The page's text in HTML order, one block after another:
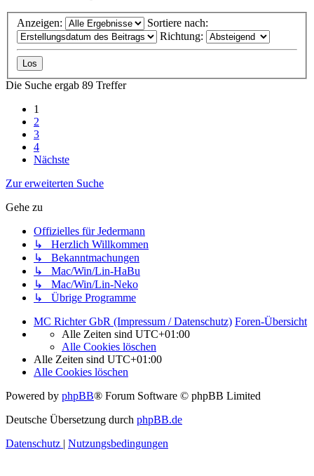
Anzeigen:
Sortiere nach:
Richtung:
Die Suche ergab 89 Treffer
1
2
3
4
Nächste
Zur erweiterten Suche
Gehe zu
Offizielles für Jedermann
↳ Herzlich Willkommen
↳ Bekanntmachungen
↳ Mac/Win/Lin-HaBu
↳ Mac/Win/Lin-Neko
↳ Übrige Programme
MC Richter GbR (Impressum / Datenschutz) Foren-Übersicht
Alle Zeiten sind UTC+01:00
Alle Cookies löschen
Alle Zeiten sind UTC+01:00
Alle Cookies löschen
Powered by phpBB® Forum Software © phpBB Limited
Deutsche Übersetzung durch phpBB.de
Datenschutz
Nutzungsbedingungen